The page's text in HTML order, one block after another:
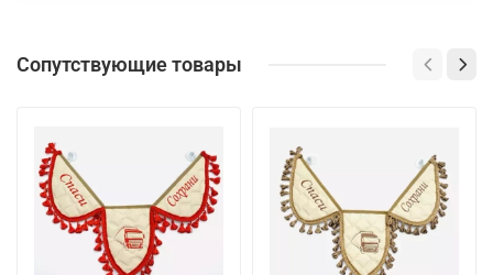
Сопутствующие товары